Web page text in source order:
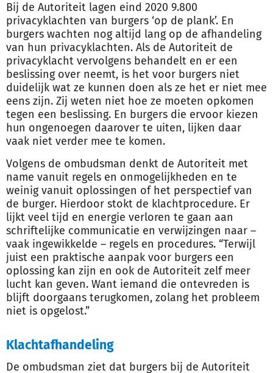
Bij de Autoriteit lagen eind 2020 9.800
privacyklachten van burgers ‘op de plank’. En
burgers wachten nog altijd lang op de afhandeling
van hun privacyklachten. Als de Autoriteit de
privacyklacht vervolgens behandelt en er een
beslissing over neemt, is het voor burgers niet
duidelijk wat ze kunnen doen als ze het er niet mee
eens zijn. Zij weten niet hoe ze moeten opkomen
tegen een beslissing. En burgers die ervoor kiezen
hun ongenoegen daarover te uiten, lijken daar
vaak niet verder mee te komen.
Volgens de ombudsman denkt de Autoriteit met
name vanuit regels en onmogelijkheden en te
weinig vanuit oplossingen of het perspectief van
de burger. Hierdoor stokt de klachtprocedure. Er
lijkt veel tijd en energie verloren te gaan aan
schriftelijke communicatie en verwijzingen naar –
vaak ingewikkelde – regels en procedures. “Terwijl
juist een praktische aanpak voor burgers een
oplossing kan zijn en ook de Autoriteit zelf meer
lucht kan geven. Want iemand die ontevreden is
blijft doorgaans terugkomen, zolang het probleem
niet is opgelost.”
Klachtafhandeling
De ombudsman ziet dat burgers bij de Autoriteit